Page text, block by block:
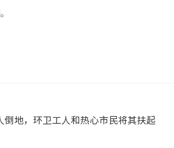
倒地，环卫工人和热心市民将其扶起